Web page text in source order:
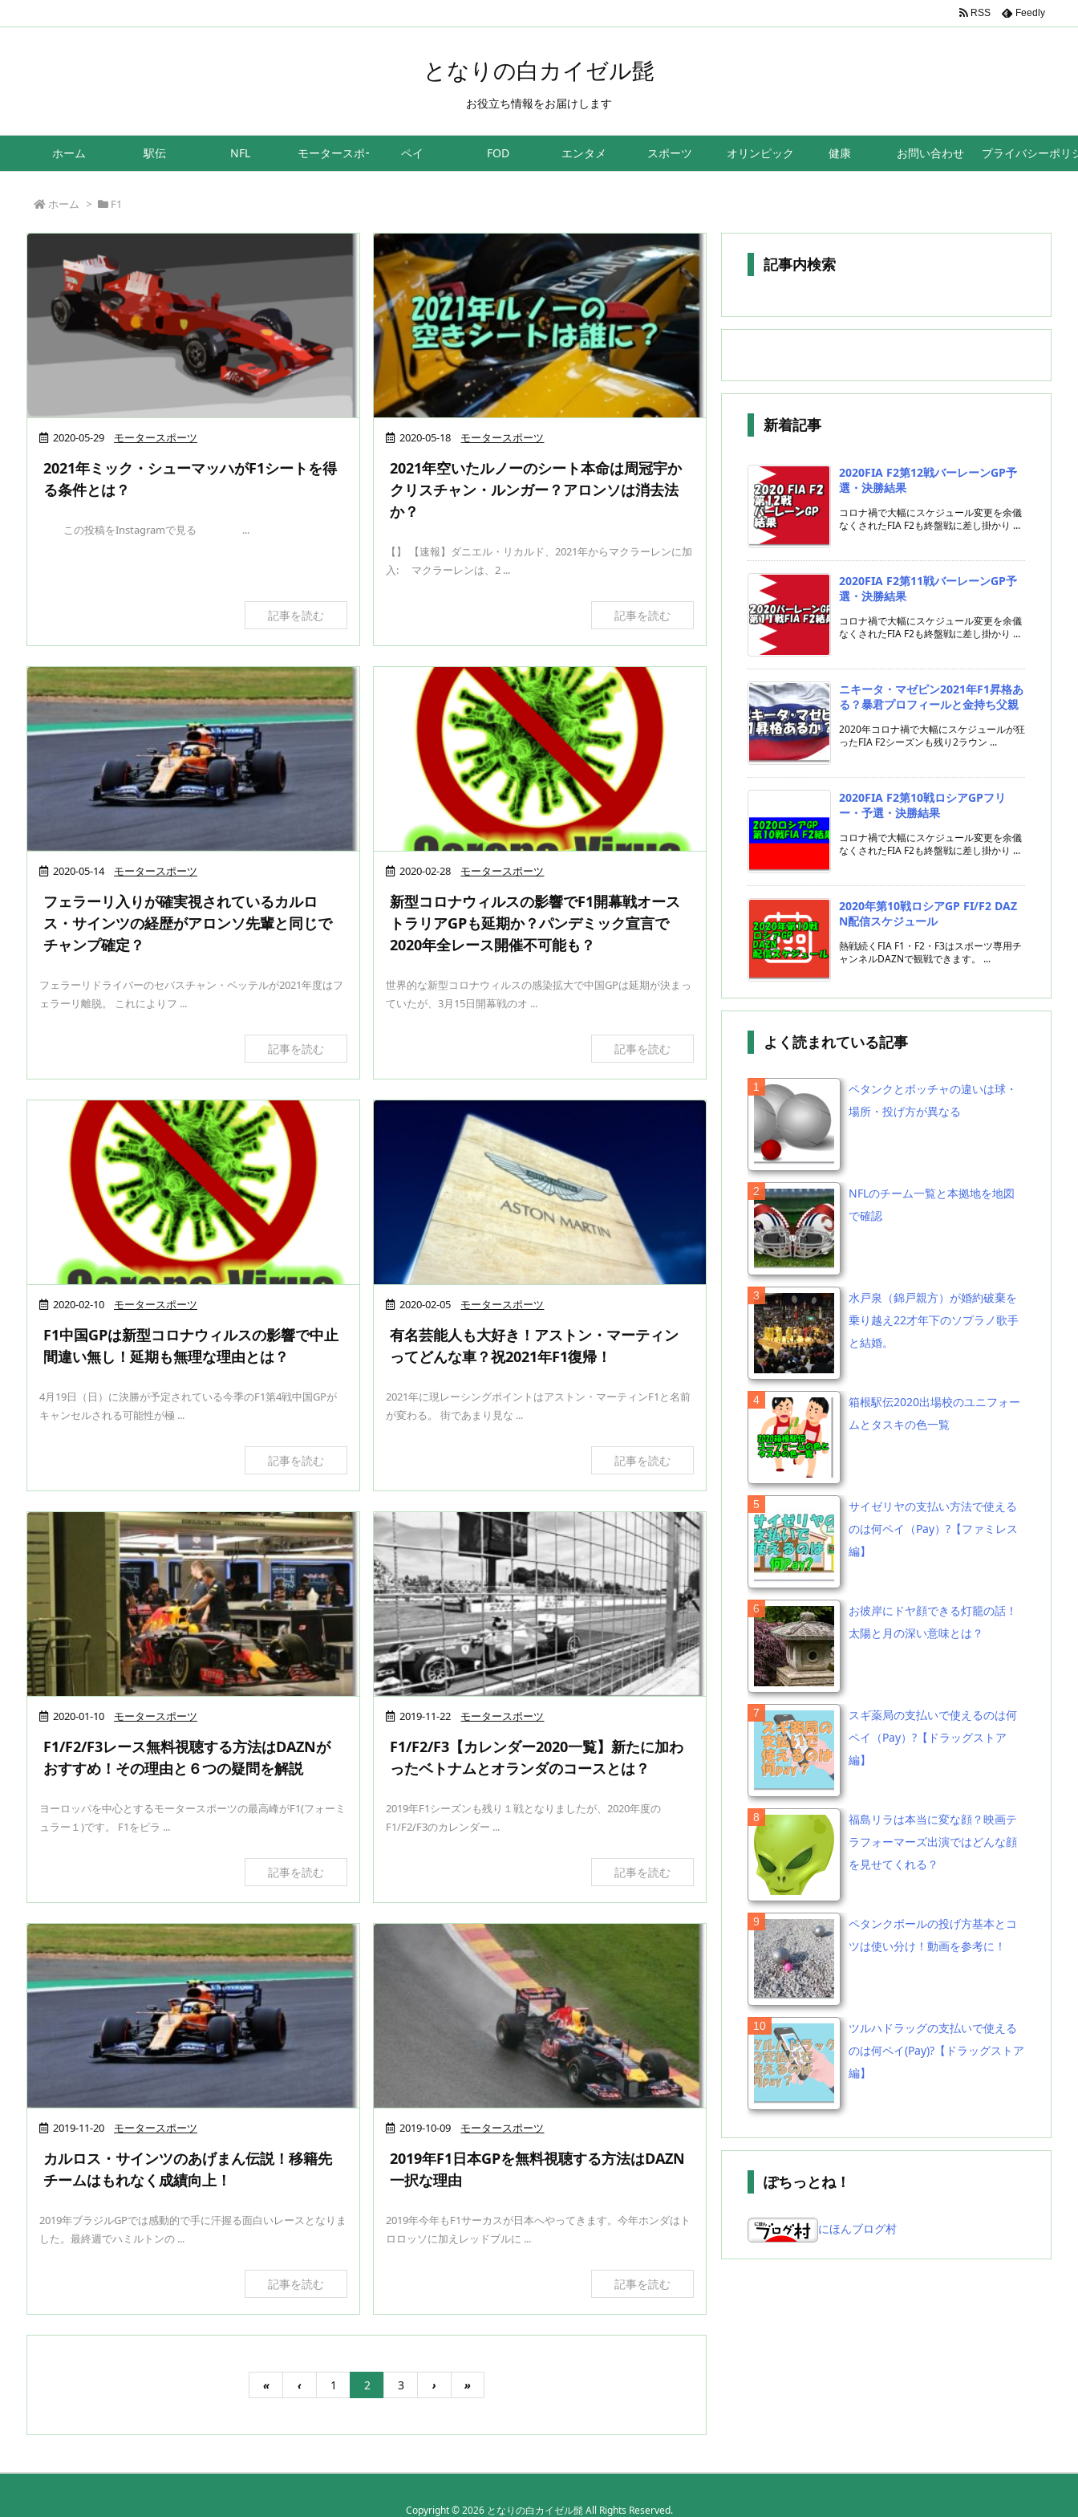
となりの白カイゼル髭
お役立ち情報をお届けします
ホーム 駅伝 NFL モータースポーツ ペイ FOD エンタメ スポーツ オリンピック 健康 お問い合わせ プライバシーポリ
RSS Feedly
ホーム > F1
2020-05-29 モータースポーツ
2021年ミック・シューマッハがF1シートを得
る条件とは？
この投稿をInstagramで見る ...
記事を読む
2020-05-18 モータースポーツ
2021年空いたルノーのシート本命は周冠宇か
クリスチャン・ルンガー？アロンソは消去法
か？
【】 【速報】ダニエル・リカルド、2021年からマクラーレンに加
入: マクラーレンは、2 ...
記事を読む
2020-05-14 モータースポーツ
フェラーリ入りが確実視されているカルロ
ス・サインツの経歴がアロンソ先輩と同じで
チャンプ確定？
フェラーリドライバーのセバスチャン・ベッテルが2021年度はフ
ェラーリ離脱。 これによりフ ...
記事を読む
2020-02-28 モータースポーツ
新型コロナウィルスの影響でF1開幕戦オース
トラリアGPも延期か？パンデミック宣言で
2020年全レース開催不可能も？
世界的な新型コロナウィルスの感染拡大で中国GPは延期が決まっ
ていたが、3月15日開幕戦のオ ...
記事を読む
2020-02-10 モータースポーツ
F1中国GPは新型コロナウィルスの影響で中止
間違い無し！延期も無理な理由とは？
4月19日（日）に決勝が予定されている今季のF1第4戦中国GPが
キャンセルされる可能性が極 ...
記事を読む
2020-02-05 モータースポーツ
有名芸能人も大好き！アストン・マーティン
ってどんな車？祝2021年F1復帰！
2021年に現レーシングポイントはアストン・マーティンF1と名前
が変わる。 街であまり見な ...
記事を読む
2020-01-10 モータースポーツ
F1/F2/F3レース無料視聴する方法はDAZNが
おすすめ！その理由と６つの疑問を解説
ヨーロッパを中心とするモータースポーツの最高峰がF1(フォーミ
ュラー１)です。 F1をピラ ...
記事を読む
2019-11-22 モータースポーツ
F1/F2/F3【カレンダー2020一覧】新たに加わ
ったベトナムとオランダのコースとは？
2019年F1シーズンも残り１戦となりましたが、2020年度の
F1/F2/F3のカレンダー ...
記事を読む
2019-11-20 モータースポーツ
カルロス・サインツのあげまん伝説！移籍先
チームはもれなく成績向上！
2019年ブラジルGPでは感動的で手に汗握る面白いレースとなりま
した。最終週でハミルトンの ...
記事を読む
2019-10-09 モータースポーツ
2019年F1日本GPを無料視聴する方法はDAZN
一択な理由
2019年今年もF1サーカスが日本へやってきます。今年ホンダはト
ロロッソに加えレッドブルに ...
記事を読む
« ‹ 1 2 3 › »
記事内検索
新着記事
2020FIA F2第12戦バーレーンGP予
選・決勝結果
コロナ禍で大幅にスケジュール変更を余儀
なくされたFIA F2も終盤戦に差し掛かり ...
2020FIA F2第11戦バーレーンGP予
選・決勝結果
コロナ禍で大幅にスケジュール変更を余儀
なくされたFIA F2も終盤戦に差し掛かり ...
ニキータ・マゼピン2021年F1昇格あ
る？暴君プロフィールと金持ち父親
2020年コロナ禍で大幅にスケジュールが狂
ったFIA F2シーズンも残り2ラウン ...
2020FIA F2第10戦ロシアGPフリ
ー・予選・決勝結果
コロナ禍で大幅にスケジュール変更を余儀
なくされたFIA F2も終盤戦に差し掛かり ...
2020年第10戦ロシアGP FI/F2 DAZ
N配信スケジュール
熱戦続くFIA F1・F2・F3はスポーツ専用チ
ャンネルDAZNで観戦できます。 ...
よく読まれている記事
ペタンクとボッチャの違いは球・
場所・投げ方が異なる
NFLのチーム一覧と本拠地を地図
で確認
水戸泉（錦戸親方）が婚約破棄を
乗り越え22才年下のソプラノ歌手
と結婚。
箱根駅伝2020出場校のユニフォー
ムとタスキの色一覧
サイゼリヤの支払い方法で使える
のは何ペイ（Pay）?【ファミレス
編】
お彼岸にドヤ顔できる灯籠の話！
太陽と月の深い意味とは？
スギ薬局の支払いで使えるのは何
ペイ（Pay）?【ドラッグストア
編】
福島リラは本当に変な顔？映画テ
ラフォーマーズ出演ではどんな顔
を見せてくれる？
ペタンクボールの投げ方基本とコ
ツは使い分け！動画を参考に！
ツルハドラッグの支払いで使える
のは何ペイ(Pay)?【ドラッグストア
編】
ぽちっとね！
にほんブログ村
Copyright ©2026 となりの白カイゼル髭All Rights Reserved.